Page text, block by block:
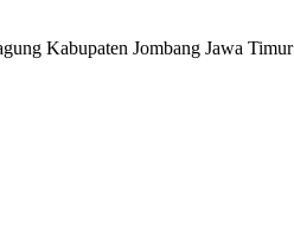
Kabupaten Jombang Jawa Timur